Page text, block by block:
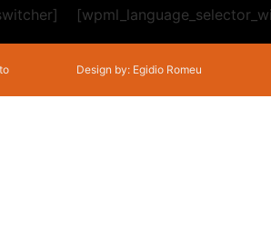
Design by: Egidio Romeu